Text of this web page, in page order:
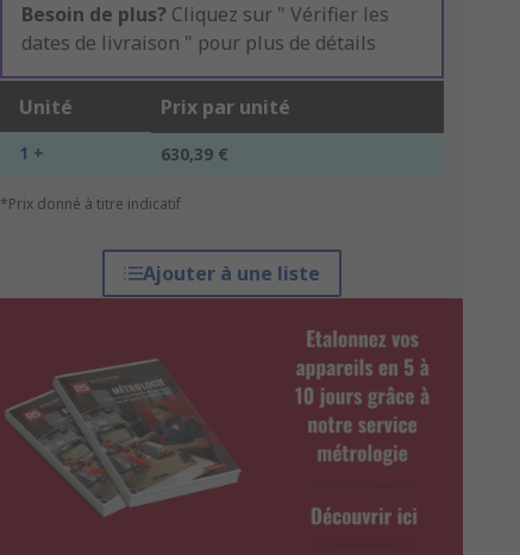
Besoin de plus? Cliquez sur " Vérifier les
dates de livraison " pour plus de détails
Unité Prix par unité
1 + 630,39 €
*Prix donné à titre indicatif
Ajouter à une liste